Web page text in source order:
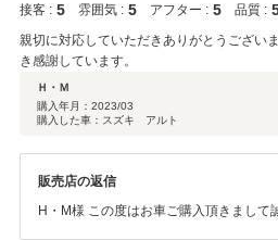
接客 : 5 雰囲気 : 5 アフター : 5 品質 :
親切に対応していただきありがとうござい
き感謝しています。
Ｈ・Ｍ
購入年月： 2023/03
購入した車：スズキ アルト
販売店の返信
H・M様 この度はお車ご購入頂きまして